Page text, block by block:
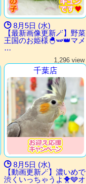
8月5日 (水)
【最新画像更新🪄】野菜
王国のお姫様🐣🫛👑マメ
…
1,296 view
千葉店
8月5日 (水)
【動画更新🪄】濃いめで
渋くいっちゃうよ🐥🩶オ